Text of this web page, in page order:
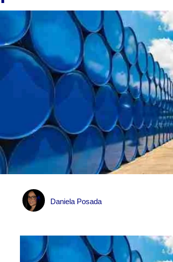
Daniela Posada